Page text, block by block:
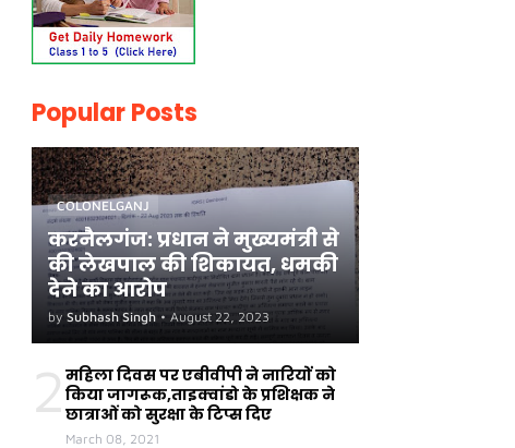
Popular Posts
COLONELGANJ
करनैलगंज: प्रधान ने मुख्यमंत्री से
की लेखपाल की शिकायत, धमकी
देने का आरोप
by Subhash Singh • August 22, 2023
2 महिला दिवस पर एबीवीपी ने नारियों को
किया जागरूक,ताइक्वांडो के प्रशिक्षक ने
छात्राओं को सुरक्षा के टिप्स दिए
March 08, 2021